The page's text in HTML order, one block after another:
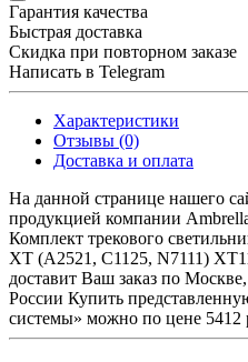
Гарантия качества
Быстрая доставка
Скидка при повторном заказе
Написать в Telegram
Характеристики
Отзывы (0)
Доставка и оплата
На данной странице нашего
продукцией компании
Комплект трекового
XT (A2521, C1125, N7111)
доставит Ваш заказ по
России Купить
системы» можно по цене 5412